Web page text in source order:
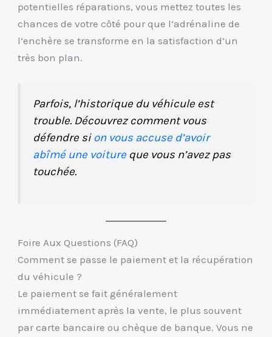
potentielles réparations, vous mettez toutes les
chances de votre côté pour que l’adrénaline de
l’enchère se transforme en la satisfaction d’un
très bon plan.
Parfois, l’historique du véhicule est
trouble. Découvrez comment vous
défendre si on vous accuse d’avoir
abîmé une voiture que vous n’avez pas
touchée.
Foire Aux Questions (FAQ)
Comment se passe le paiement et la récupération
du véhicule ?
Le paiement se fait généralement
immédiatement après la vente, le plus souvent
par carte bancaire ou chèque de banque. Vous ne